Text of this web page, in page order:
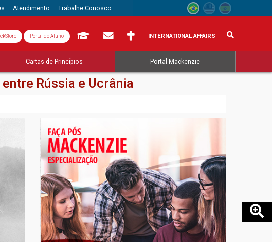
Atendimento Trabalhe Conosco
Portal do Aluno INTERNATIONAL AFFAIRS
Cartas de Princípios Portal Mackenzie
Rússia e Ucrânia